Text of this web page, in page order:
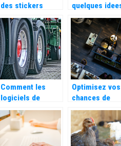
des stickers
personnalisés
pour votre
entreprise
quelques
d’activites.
Comment les
logiciels de
transport et de
logistique
peuvent
rationaliser votre
Optimisez vos
chances de
gagner encore
plus avec
hotel !